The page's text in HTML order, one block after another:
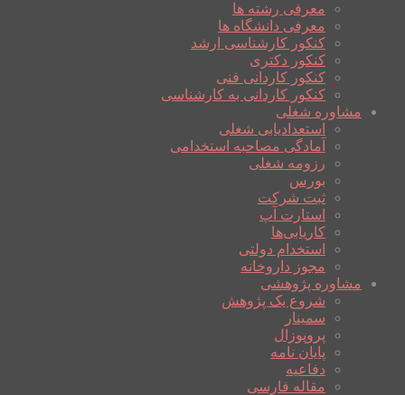
معرفی رشته ها
معرفی دانشگاه ها
کنکور کارشناسی ارشد
کنکور دکتری
کنکور کاردانی فنی
کنکور کاردانی به کارشناسی
مشاوره شغلی
استعدادیابی شغلی
آمادگی مصاحبه استخدامی
رزومه شغلی
بورس
ثبت شرکت
استارت آپ
کاریابی‌ها
استخدام دولتی
مجوز داروخانه
مشاوره پژوهشی
شروع یک پژوهش
سمینار
پروپوزال
پایان نامه
دفاعیه
مقاله فارسی